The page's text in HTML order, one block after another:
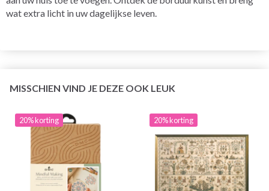
wat extra licht in uw dagelijkse leven.
MISSCHIEN VIND JE DEZE OOK LEUK
20% korting 20% korting